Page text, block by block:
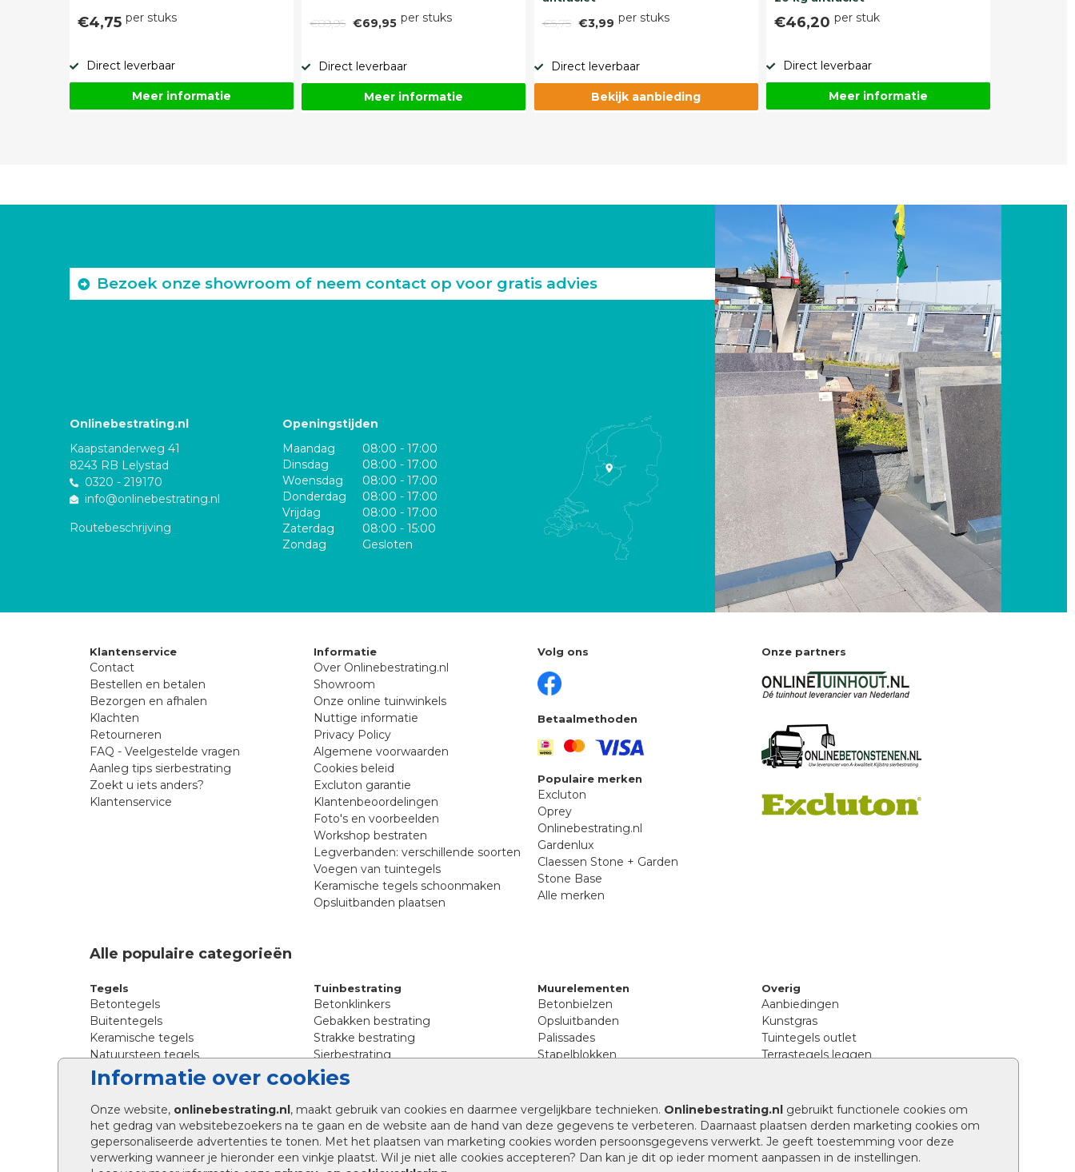
Informatie over cookies
Onze website, onlinebestrating.nl, maakt gebruik van cookies en daarmee vergelijkbare technieken. Onlinebestrating.nl gebruikt functionele cookies om
het gedrag van websitebezoekers na te gaan en de website aan de hand van deze gegevens te verbeteren. Daarnaast plaatsen derden marketing cookies om
gepersonaliseerde advertenties te tonen. Met het plaatsen van marketing cookies worden persoonsgegevens verwerkt. Je geeft toestemming voor deze
verwerking wanneer je hieronder een vinkje plaatst. Wil je niet alle cookies accepteren? Dan kan je dit op ieder moment aanpassen in de instellingen.
€4,75 per stuks
Direct leverbaar
Meer informatie
€89,95 €69,95 per stuks
Direct leverbaar
Meer informatie
€5,75 €3,99 per stuks
Direct leverbaar
Bekijk aanbieding
€46,20 per stuk
Direct leverbaar
Meer informatie
Bezoek onze showroom of neem contact op voor gratis advies
Onlinebestrating.nl
Kaapstanderweg 41
8243 RB Lelystad
0320 - 219170
info@onlinebestrating.nl
Routebeschrijving
Openingstijden
Maandag
08:00 - 17:00
Dinsdag
08:00 - 17:00
Woensdag
08:00 - 17:00
Donderdag
08:00 - 17:00
Vrijdag
08:00 - 17:00
Zaterdag
08:00 - 15:00
Zondag
Gesloten
Klantenservice
Contact
Bestellen en betalen
Bezorgen en afhalen
Klachten
Retourneren
FAQ - Veelgestelde vragen
Aanleg tips sierbestrating
Zoekt u iets anders?
Klantenservice
Informatie
Over Onlinebestrating.nl
Showroom
Onze online tuinwinkels
Nuttige informatie
Privacy Policy
Algemene voorwaarden
Cookies beleid
Excluton garantie
Klantenbeoordelingen
Foto's en voorbeelden
Workshop bestraten
Legverbanden: verschillende soorten
Voegen van tuintegels
Keramische tegels schoonmaken
Opsluitbanden plaatsen
Volg ons
Betaalmethoden
Populaire merken
Excluton
Oprey
Onlinebestrating.nl
Gardenlux
Claessen Stone + Garden
Stone Base
Alle merken
Onze partners
Alle populaire categorieën
Tegels
Betontegels
Buitentegels
Keramische tegels
Natuursteen tegels
Siertegels
Stoeptegels
Straattegels
Terrastegels
Tuintegels
Tuinbestrating
Betonklinkers
Gebakken bestrating
Strakke bestrating
Sierbestrating
Straatklinkers
Straatstenen
Trommelstenen
Tuinstenen
Waalformaat
Wildverband bestrating
Muurelementen
Betonbielzen
Opsluitbanden
Palissades
Stapelblokken
Afwatering en diversen
Beplantings en betonelementen
Split, grind en zand
Oprit tegels
Overig
Aanbiedingen
Kunstgras
Tuintegels outlet
Terrastegels leggen
Legpatronen betonstenen
Hoe betonstenen onderhouden
Aanlegtips voor betonstenen
Verschil betontegels en keramische